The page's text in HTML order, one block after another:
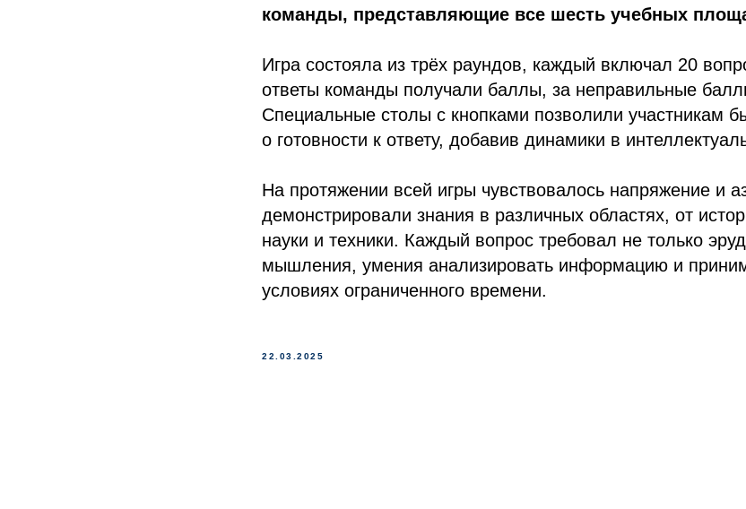
команды, представляющие все шесть учебных
Игра состояла из трёх раундов, каждый включал 20
ответы команды получали баллы, за неправильные
Специальные столы с кнопками позволили участникам
о готовности к ответу, добавив динамики в
На протяжении всей игры чувствовалось напряжение и
демонстрировали знания в различных областях, от
науки и техники. Каждый вопрос требовал не только
мышления, умения анализировать информацию и
условиях ограниченного времени.
22.03.2025